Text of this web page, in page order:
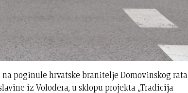
poginule hrvatske branitelje Domovinskog rata
iz Volodera, u sklopu projekta „Tradicija